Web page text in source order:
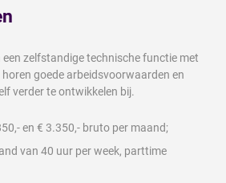
zelfstandige technische functie met
goede arbeidsvoorwaarden en
verder te ontwikkelen bij.
en € 3.350,- bruto per maand;
van 40 uur per week, parttime